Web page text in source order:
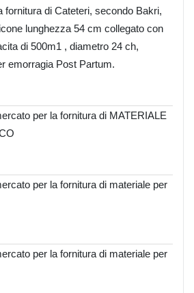
fornitura di Cateteri, secondo Bakri,
lunghezza 54 cm collegato con
di 500m1 , diametro 24 ch,
emorragia Post Partum.
per la fornitura di MATERIALE
per la fornitura di materiale per
per la fornitura di materiale per